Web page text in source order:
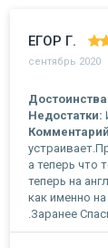
ЕГОР Г.
сентябрь 2020
Недостатки:
а теперь что
теперь на
как именно
.Заранее